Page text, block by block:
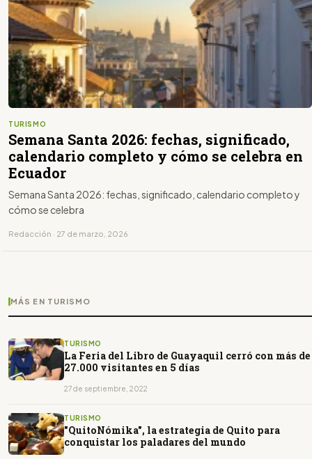
TURISMO
Semana Santa 2026: fechas, significado,
calendario completo y cómo se celebra en
Ecuador
Semana Santa 2026: fechas, significado, calendario completo y
cómo se celebra
Redacción · 27 de marzo, 2026
MÁS EN TURISMO
TURISMO
La Feria del Libro de Guayaquil cerró con más de
27.000 visitantes en 5 días
27 de septiembre, 2022
TURISMO
"QuitoNómika", la estrategia de Quito para
conquistar los paladares del mundo